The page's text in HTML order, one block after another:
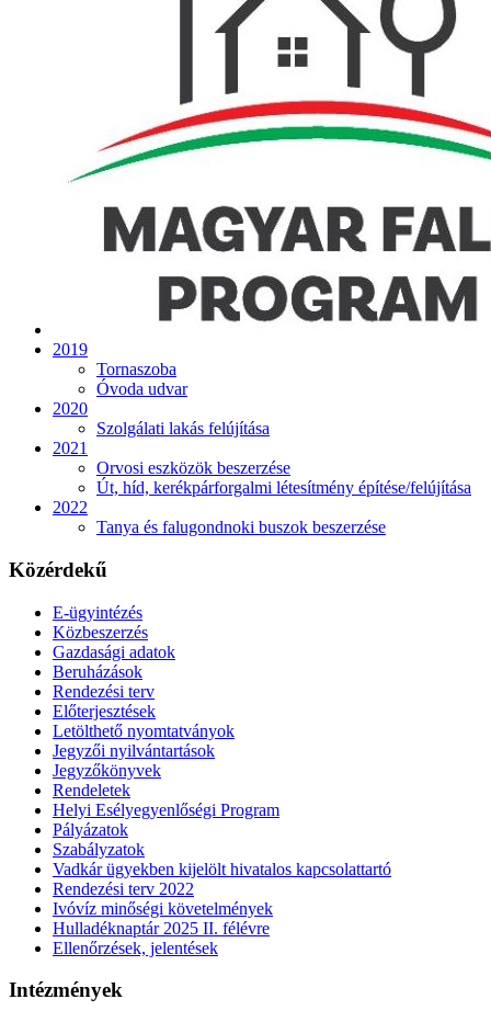
2019
Tornaszoba
Óvoda udvar
2020
Szolgálati lakás felújítása
2021
Orvosi eszközök beszerzése
Út, híd, kerékpárforgalmi létesítmény építése/felújítása
2022
Tanya és falugondnoki buszok beszerzése
Közérdekű
E-ügyintézés
Közbeszerzés
Gazdasági adatok
Beruházások
Rendezési terv
Előterjesztések
Letölthető nyomtatványok
Jegyzői nyilvántartások
Jegyzőkönyvek
Rendeletek
Helyi Esélyegyenlőségi Program
Pályázatok
Szabályzatok
Vadkár ügyekben kijelölt hivatalos kapcsolattartó
Rendezési terv 2022
Ivóvíz minőségi követelmények
Hulladéknaptár 2025 II. félévre
Ellenőrzések, jelentések
Intézmények